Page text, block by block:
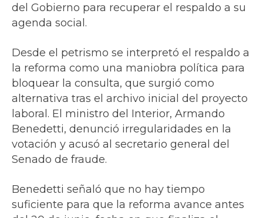
del Gobierno para recuperar el respaldo a su
agenda social.
Desde el petrismo se interpretó el respaldo a
la reforma como una maniobra política para
bloquear la consulta, que surgió como
alternativa tras el archivo inicial del proyecto
laboral. El ministro del Interior, Armando
Benedetti, denunció irregularidades en la
votación y acusó al secretario general del
Senado de fraude.
Benedetti señaló que no hay tiempo
suficiente para que la reforma avance antes